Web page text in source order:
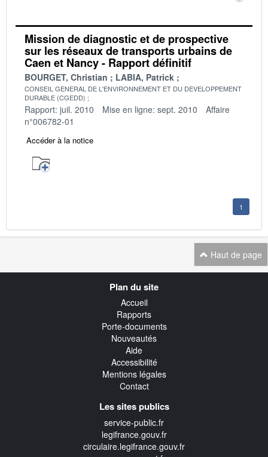
Mission de diagnostic et de prospective
sur les réseaux de transports urbains de
Caen et Nancy - Rapport définitif
BOURGET, Christian LABIA, Patrick
CONSEIL GENERAL DE L'ENVIRONNEMENT ET DU DEVELOPPEMENT
DURABLE (CGEDD)
Rapport: juil. 2010 Mise en ligne: sept. 2010
Affaire
n°006782-01
Accéder à la notice
1
Haut de page
Plan du site
Accueil
Rapports
Porte-documents
Nouveautés
Aide
Accessibilité
Mentions légales
Contact
Les sites publics
service-public.fr
legifrance.gouv.fr
circulaire.legifrance.gouv.fr